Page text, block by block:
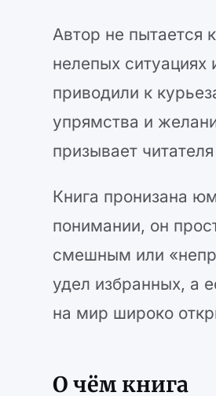
Автор не пытается
нелепых ситуациях
приводили к
упрямства и
призывает
Книга пронизана
понимании, он
смешным или
удел избранных, а
на мир широко
О чём книга